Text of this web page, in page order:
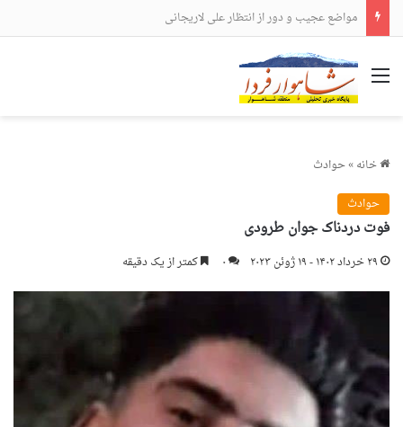
مواضع عجیب و دور از انتظار علی لاریجانی
منو
خانه»حوادث
حوادث
فوت دردناک جوان طرودی
۲۹ خرداد ۱۴۰۲ - ۱۹ ژوئن ۲۰۲۳ ۰ کمتر از یک دقیقه